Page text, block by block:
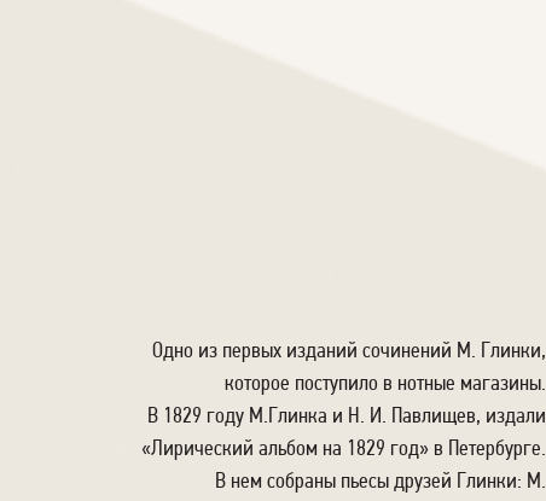
Одно из первых изданий сочинений М. Глинки,
которое поступило в нотные магазины.
В 1829 году М.Глинка и Н. И. Павлищев, издали
«Лирический альбом на 1829 год» в Петербурге.
В нем собраны пьесы друзей Глинки: М.